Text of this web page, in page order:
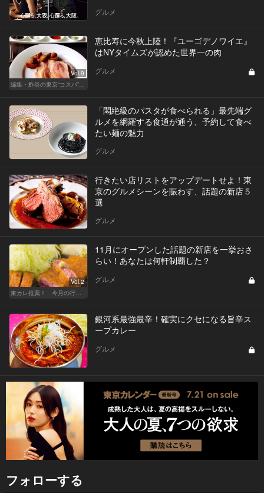
グルメ
Vol.9
恵比寿に今秋上陸！『ユーゴデノワイエ』
はNYタイムズが認めた世界一の肉
グルメ
「悶絶級のパスタが食べられる」最先端グ
ルメを網羅する食通が通う、予約して食べ
たい麺の魅力
グルメ
行きたい店リストをアップデートせよ！東
京のグルメシーンを賑わす、話題の新店５
選
グルメ
Vol.2
11月にオープンした話題の新店を一挙おさ
らい！あなたは何軒制覇した？
グルメ
銀河系最強最辛！確実にクセになる旨辛ス
ープカレー
グルメ
フォローする